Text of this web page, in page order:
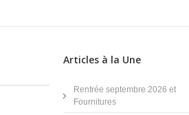
Articles à la Une
Rentrée septembre 2026 et
Fournitures